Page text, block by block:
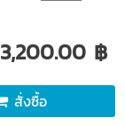
3,200.00 ฿
สั่งซื้อ